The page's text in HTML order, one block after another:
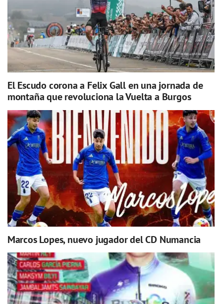
El Escudo corona a Felix Gall en una jornada de
montaña que revoluciona la Vuelta a Burgos
Marcos Lopes, nuevo jugador del CD Numancia